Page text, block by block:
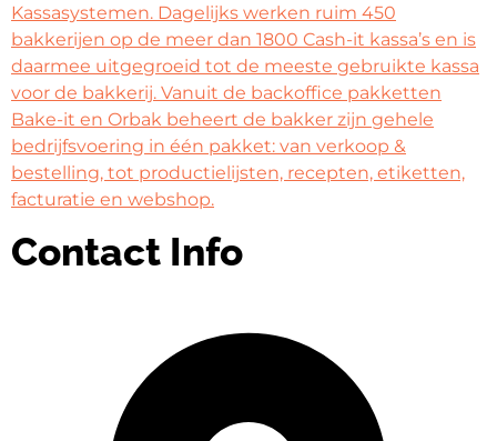
Kassasystemen. Dagelijks werken ruim 450
bakkerijen op de meer dan 1800 Cash-it kassa’s en is
daarmee uitgegroeid tot de meeste gebruikte kassa
voor de bakkerij. Vanuit de backoffice pakketten
Bake-it en Orbak beheert de bakker zijn gehele
bedrijfsvoering in één pakket: van verkoop &
bestelling, tot productielijsten, recepten, etiketten,
facturatie en webshop.
Contact Info